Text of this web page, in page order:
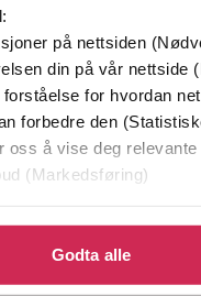
på nettsiden
din på vår nettside
for hvordan
forbedre den
oss å vise deg relevante
(Markedsføring)
for å gi oss ditt
alle disse formålene. Du
til spesifikke formål
Godta alle
Urdal(forfatter),
Bladkompaniet